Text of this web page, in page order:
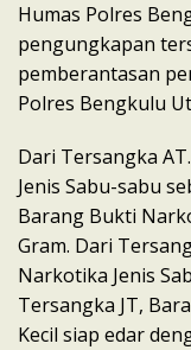
Humas Polres
pengungkapan
pemberantasan
Polres Bengkulu
Dari Tersangka
Jenis Sabu-sabu
Barang Bukti
Gram. Dari
Narkotika Jenis
Tersangka JT,
Kecil siap edar